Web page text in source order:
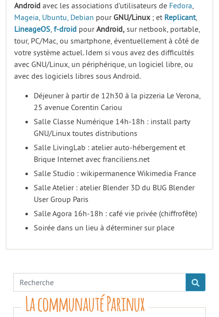
Android avec les associations d’utilisateurs de Fedora,
Mageia, Ubuntu, Debian pour GNU/Linux; et Replicant,
LineageOS, f-droid pourAndroid, sur netbook, portable,
tour, PC/Mac, ou smartphone, éventuellement à côté de
votre système actuel. Idem si vous avez des difficultés
avec GNU/Linux, un périphérique, un logiciel libre, ou
avec des logiciels libres sous Android.
Déjeuner à partir de 12h30 à la pizzeria Le Verona,
25 avenue Corentin Cariou
Salle Classe Numérique 14h-18h : install party
GNU/Linux toutes distributions
Salle LivingLab : atelier auto-hébergement et
Brique Internet avec franciliens.net
Salle Studio : wikipermanence Wikimedia France
Salle Atelier : atelier Blender 3D du BUG Blender
User Group Paris
Salle Agora 16h-18h : café vie privée (chiffrofête)
Soirée dans un lieu à déterminer sur place
La communauté Parinux